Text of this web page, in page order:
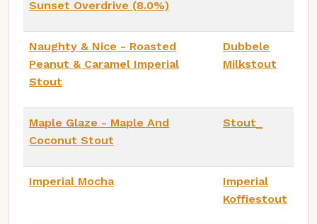
Sunset Overdrive (8.0%)
Naughty & Nice - Roasted
Peanut & Caramel Imperial
Stout
Dubbele
Milkstout
Maple Glaze - Maple And
Coconut Stout
Stout_
Imperial Mocha
Imperial
Koffiestout